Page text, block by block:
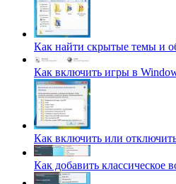
Как найти скрытые темы и
Как включить игры в
Как включить или
Как добавить